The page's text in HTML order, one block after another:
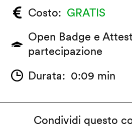
Costo
GRATIS
Open Badge e
partecipazione
Durata
0:09 min
Condividi questo